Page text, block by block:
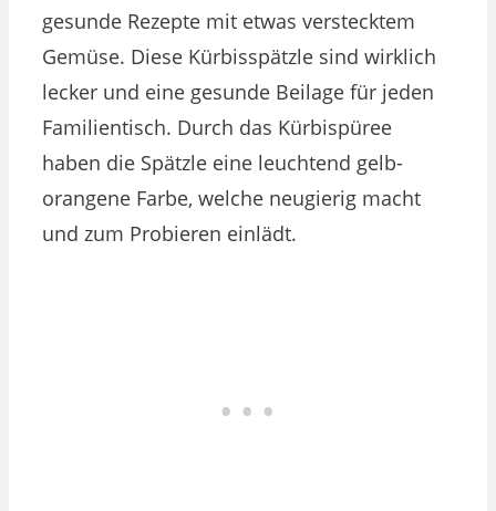
gesunde Rezepte mit etwas verstecktem
Gemüse. Diese Kürbisspätzle sind wirklich
lecker und eine gesunde Beilage für jeden
Familientisch. Durch das Kürbispüree
haben die Spätzle eine leuchtend gelb-
orangene Farbe, welche neugierig macht
und zum Probieren einlädt.